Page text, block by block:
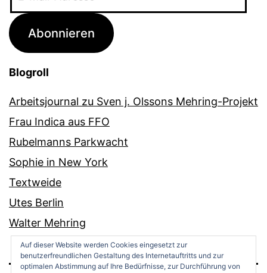
Adresse
Abonnieren
Blogroll
Arbeitsjournal zu Sven j. Olssons Mehring-Projekt
Frau Indica aus FFO
Rubelmanns Parkwacht
Sophie in New York
Textweide
Utes Berlin
Walter Mehring
Auf dieser Website werden Cookies eingesetzt zur
benutzerfreundlichen Gestaltung des Internetauftritts und zur
optimalen Abstimmung auf Ihre Bedürfnisse, zur Durchführung von